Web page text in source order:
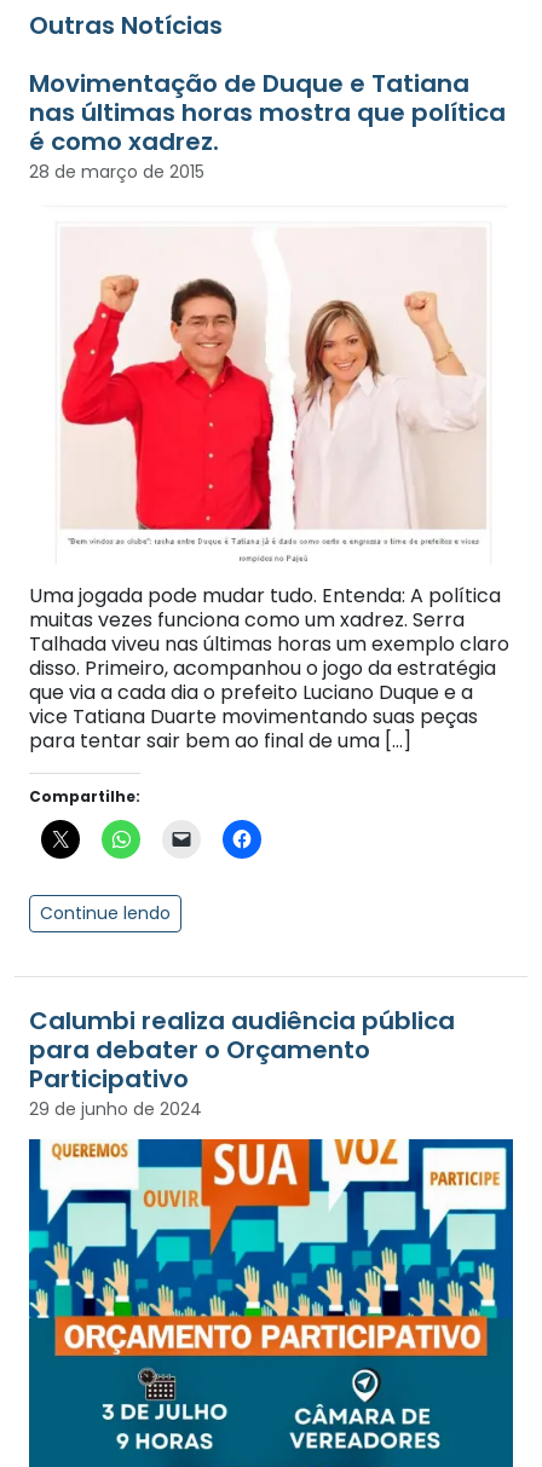
Outras Notícias
Movimentação de Duque e Tatiana
nas últimas horas mostra que política
é como xadrez.
28 de março de 2015
Uma jogada pode mudar tudo. Entenda: A política
muitas vezes funciona como um xadrez. Serra
Talhada viveu nas últimas horas um exemplo claro
disso. Primeiro, acompanhou o jogo da estratégia
que via a cada dia o prefeito Luciano Duque e a
vice Tatiana Duarte movimentando suas peças
para tentar sair bem ao final de uma […]
Compartilhe:
Continue lendo
Calumbi realiza audiência pública
para debater o Orçamento
Participativo
29 de junho de 2024